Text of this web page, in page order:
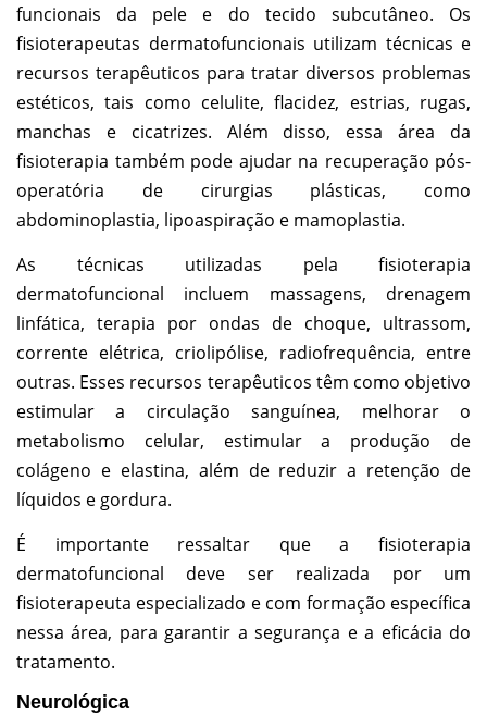
funcionais da pele e do tecido subcutâneo. Os
fisioterapeutas dermatofuncionais utilizam técnicas e
recursos terapêuticos para tratar diversos problemas
estéticos, tais como celulite, flacidez, estrias, rugas,
manchas e cicatrizes. Além disso, essa área da
fisioterapia também pode ajudar na recuperação pós-
operatória de cirurgias plásticas, como
abdominoplastia, lipoaspiração e mamoplastia.
As técnicas utilizadas pela fisioterapia
dermatofuncional incluem massagens, drenagem
linfática, terapia por ondas de choque, ultrassom,
corrente elétrica, criolipólise, radiofrequência, entre
outras. Esses recursos terapêuticos têm como objetivo
estimular a circulação sanguínea, melhorar o
metabolismo celular, estimular a produção de
colágeno e elastina, além de reduzir a retenção de
líquidos e gordura.
É importante ressaltar que a fisioterapia
dermatofuncional deve ser realizada por um
fisioterapeuta especializado e com formação específica
nessa área, para garantir a segurança e a eficácia do
tratamento.
Neurológica